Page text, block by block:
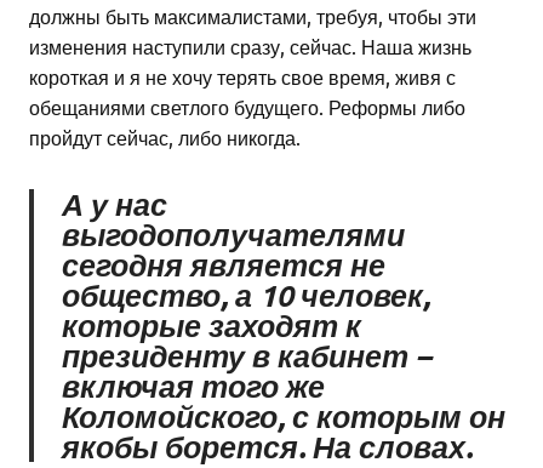
должны быть максималистами, требуя, чтобы эти
изменения наступили сразу, сейчас. Наша жизнь
короткая и я не хочу терять свое время, живя с
обещаниями светлого будущего. Реформы либо
пройдут сейчас, либо никогда.
А у нас
выгодополучателями
сегодня является не
общество, а 10 человек,
которые заходят к
президенту в кабинет –
включая того же
Коломойского, с которым он
якобы борется. На словах.